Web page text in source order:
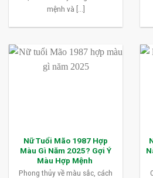
mệnh và [...]
Nữ Tuổi Mão 1987 Hợp
Màu Gì Năm 2025? Gợi Ý
Màu Hợp Mệnh
Phong thủy về màu sắc, cách